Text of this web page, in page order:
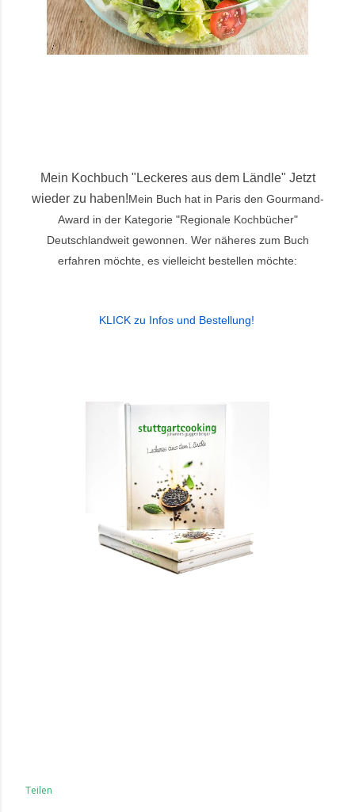
Mein Kochbuch "Leckeres aus dem Ländle" Jetzt
wieder zu haben!Mein Buch hat in Paris den Gourmand-
Award in der Kategorie "Regionale Kochbücher"
Deutschlandweit gewonnen. Wer näheres zum Buch
erfahren möchte, es vielleicht bestellen möchte:
KLICK zu Infos und Bestellung!
Teilen